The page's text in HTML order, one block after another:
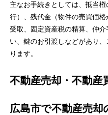
主なお手続きとしては、抵当
行）、残代金（物件の売買価格
受取、固定資産税の精算、仲
い、鍵のお引渡しなどがあり
ります。
不動産売却・不動産
広島市で不動産売